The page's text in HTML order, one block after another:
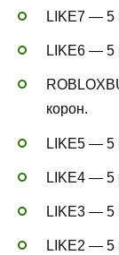
LIKE7 — 5
LIKE6 — 5
корон.
LIKE5 — 5
LIKE4 — 5
LIKE3 — 5
LIKE2 — 5